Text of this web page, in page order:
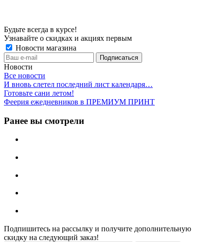
Будьте всегда в курсе!
Узнавайте о скидках и акциях первым
Новости магазина
Новости
Все новости
И вновь слетел последний лист календаря…
Готовьте сани летом!
Феерия ежедневников в ПРЕМИУМ ПРИНТ
Ранее вы смотрели
Подпишитесь на рассылку и получите дополнительную
скидку на следующий заказ!